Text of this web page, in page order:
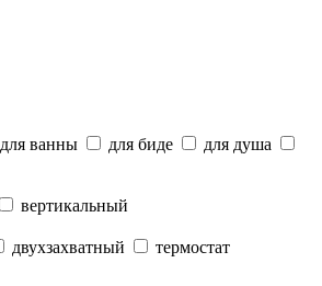
для ванны для биде
для душа
вертикальный
двухзахватный термостат